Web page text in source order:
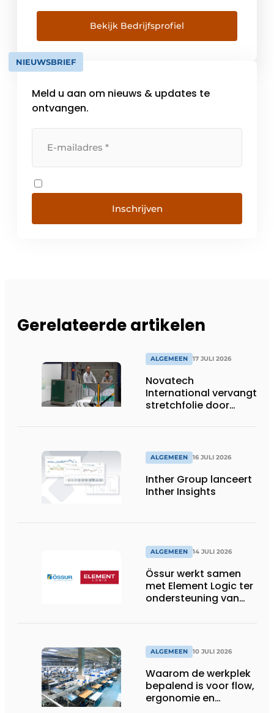
heftrucks, magazijntrucks,
magazijnstellingen, service en onderhoud
zijn wij het grootste merk in Europa. Met
wereldwijd meer dan 18.000 collega’s en 40
verkoop- en serviceorganisaties wereldwijd
Bekijk Bedrijfsprofiel
NIEUWSBRIEF
Meld u aan om nieuws & updates te
ontvangen.
Inschrijven
Gerelateerde artikelen
ALGEMEEN 17 JULI 2026
Novatech
International vervangt
stretchfolie door
ALGEMEEN 16 JULI 2026
Inther Group lanceert
Inther Insights
ALGEMEEN 14 JULI 2026
Össur werkt samen
met Element Logic ter
ondersteuning van
ALGEMEEN 10 JULI 2026
Waarom de werkplek
bepalend is voor flow,
ergonomie en